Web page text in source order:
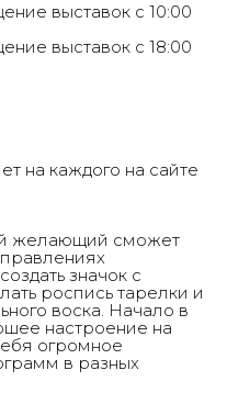
выставок с 10:00
выставок с 18:00
на каждого на сайте
желающий сможет
значок с
роспись тарелки и
воска. Начало в
настроение на
огромное
в разных